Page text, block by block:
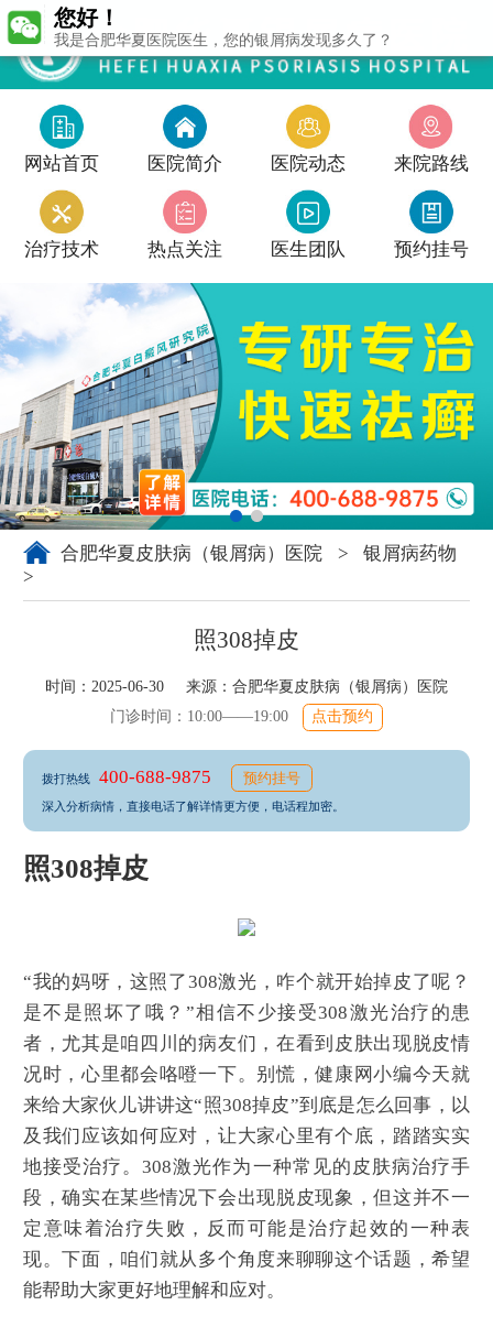
网站首页 医院简介 医院动态 来院路线
治疗技术 热点关注 医生团队 预约挂号
合肥华夏皮肤病（银屑病）医院 >
银屑病药物
>
照308掉皮
时间：2025-06-30 来源： 合肥华夏皮肤病（银屑病）医院
门诊时间：10:00——19:00
点击预约
拨打热线 400-688-9875 预约挂号
深入分析病情，直接电话了解详情更方便，电话程加密。
照308掉皮
“我的妈呀，这照了308激光，咋个就开始掉皮了呢？
是不是照坏了哦？”相信不少接受308激光治疗的患
者，尤其是咱四川的病友们，在看到皮肤出现脱皮情
况时，心里都会咯噔一下。别慌，健康网小编今天就
来给大家伙儿讲讲这“照308掉皮”到底是怎么回事，以
及我们应该如何应对，让大家心里有个底，踏踏实实
地接受治疗。308激光作为一种常见的皮肤病治疗手
段，确实在某些情况下会出现脱皮现象，但这并不一
定意味着治疗失败，反而可能是治疗起效的一种表
现。下面，咱们就从多个角度来聊聊这个话题，希望
能帮助大家更好地理解和应对。
您好！
我是合肥华夏医院医生，您的银屑病发现多久了？